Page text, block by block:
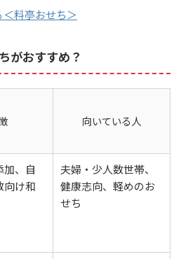
＜料亭おせち＞
がおすすめ？
向いている人
加、自
向け和
夫婦・少人数世帯、
健康志向、軽めのお
せち